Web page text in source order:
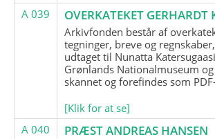
A 039
OVERKATEKET GERHARDT
Arkivfonden består af
tegninger, breve og
udtaget til Nunatta
Grønlands Nationalmuseum
skannet og forefindes som
[Klik for at se]
A 040
PRÆST ANDREAS HANSEN